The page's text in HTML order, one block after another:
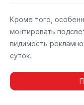
Кроме того,
монтировать
видимость
суток.